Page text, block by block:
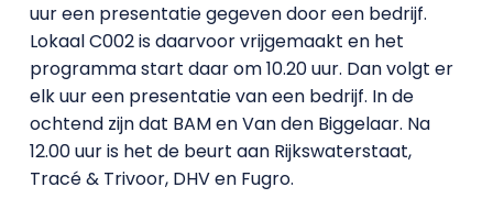
uur een presentatie gegeven door een bedrijf.
Lokaal C002 is daarvoor vrijgemaakt en het
programma start daar om 10.20 uur. Dan volgt er
elk uur een presentatie van een bedrijf. In de
ochtend zijn dat BAM en Van den Biggelaar. Na
12.00 uur is het de beurt aan Rijkswaterstaat,
Tracé & Trivoor, DHV en Fugro.